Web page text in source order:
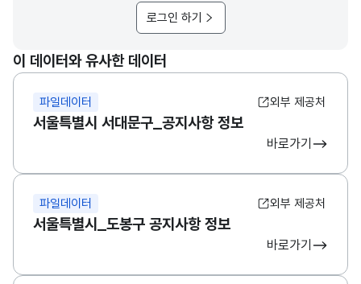
로그인 하기
이 데이터와 유사한 데이터
파일데이터 외부 제공처
서울특별시 서대문구_공지사항 정보
바로가기
파일데이터 외부 제공처
서울특별시_도봉구 공지사항 정보
바로가기